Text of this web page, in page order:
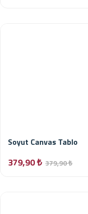
Soyut Canvas Tablo
379,90 ₺ 379,90 ₺